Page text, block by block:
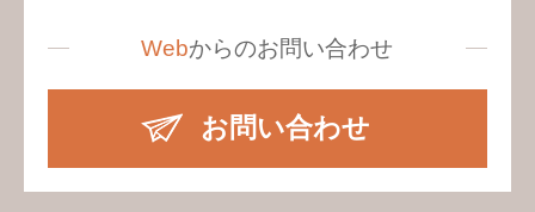
Webからのお問い合わせ
お問い合わせ